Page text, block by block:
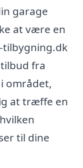
garage
at være en
fra
området,
at træffe en
til dine